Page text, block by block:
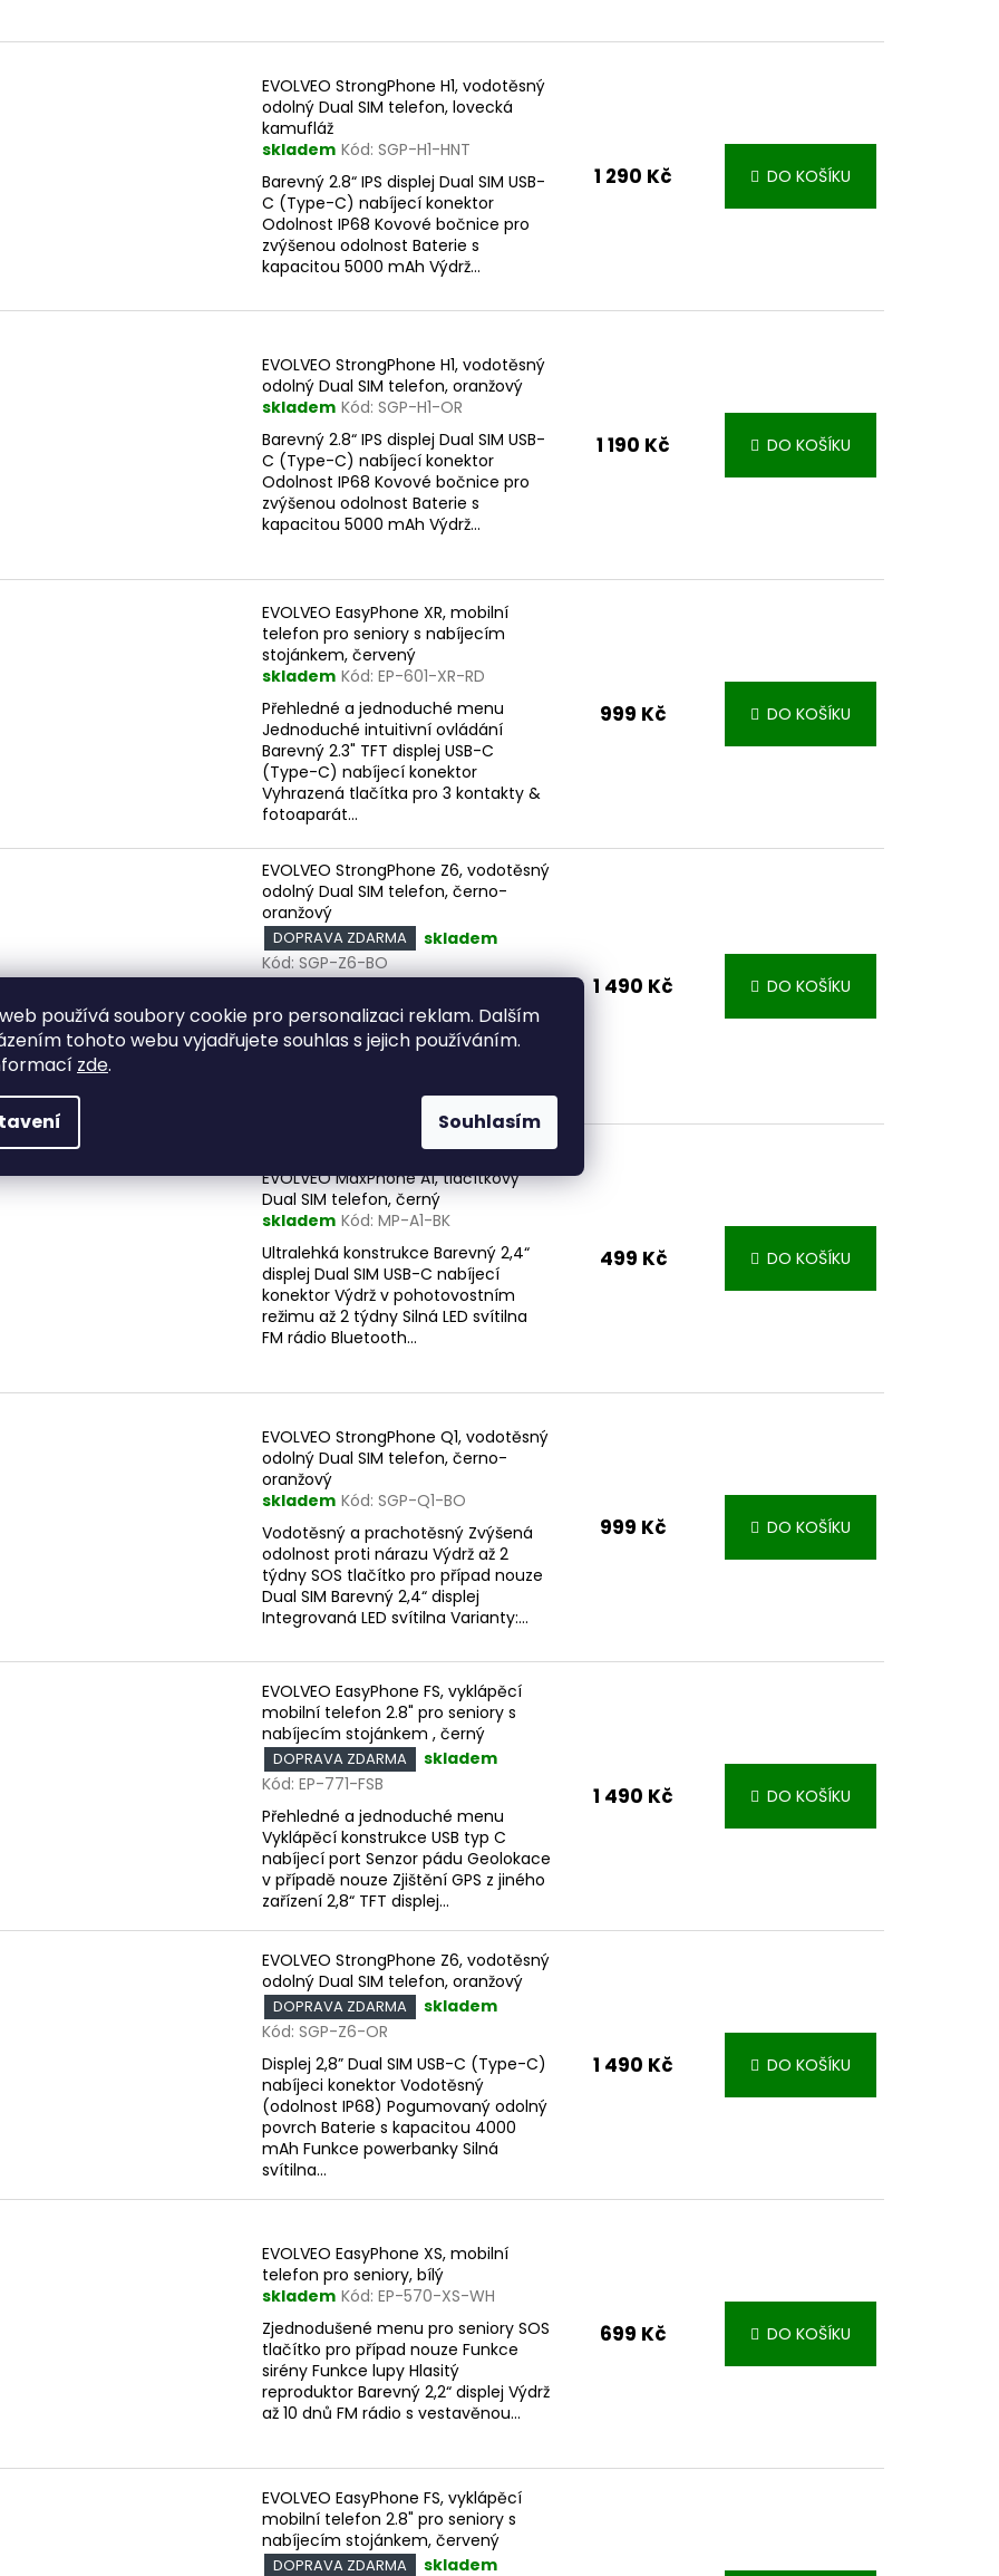
používá soubory cookie pro personalizaci reklam. Dalším
tohoto webu vyjadřujete souhlas s jejich používáním.
zde.
Souhlasím
EVOLVEO StrongPhone H1, vodotěsný
odolný Dual SIM telefon, lovecká
kamufláž
skladem Kód: SGP-H1-HNT
Barevný 2.8“ IPS displej Dual SIM USB-
C (Type-C) nabíjecí konektor
Odolnost IP68 Kovové bočnice pro
zvýšenou odolnost Baterie s
kapacitou 5000 mAh Výdrž...
1 290 Kč DO KOŠÍKU
EVOLVEO StrongPhone H1, vodotěsný
odolný Dual SIM telefon, oranžový
skladem Kód: SGP-H1-OR
Barevný 2.8“ IPS displej Dual SIM USB-
C (Type-C) nabíjecí konektor
Odolnost IP68 Kovové bočnice pro
zvýšenou odolnost Baterie s
kapacitou 5000 mAh Výdrž...
1 190 Kč DO KOŠÍKU
EVOLVEO EasyPhone XR, mobilní
telefon pro seniory s nabíjecím
stojánkem, červený
skladem Kód: EP-601-XR-RD
Přehledné a jednoduché menu
Jednoduché intuitivní ovládání
Barevný 2.3" TFT displej USB-C
(Type-C) nabíjecí konektor
Vyhrazená tlačítka pro 3 kontakty &
fotoaparát...
999 Kč DO KOŠÍKU
EVOLVEO StrongPhone Z6, vodotěsný
odolný Dual SIM telefon, černo-
oranžový
DOPRAVA ZDARMA
skladem
Kód:SGP-Z6-BO
nabíjeci konektor Vodotěsný
(odolnost IP68) Pogumovaný odolný
1 490 Kč DO KOŠÍKU
EVOLVEO MaxPhone A1, tlačítkový
Dual SIM telefon, černý
skladem Kód: MP-A1-BK
Ultralehká konstrukce Barevný 2,4“
displej Dual SIM USB-C nabíjecí
konektor Výdrž v pohotovostním
režimu až 2 týdny Silná LED svítilna
FM rádio Bluetooth...
499 Kč DO KOŠÍKU
EVOLVEO StrongPhone Q1, vodotěsný
odolný Dual SIM telefon, černo-
oranžový
skladem Kód: SGP-Q1-BO
Vodotěsný a prachotěsný Zvýšená
odolnost proti nárazu Výdrž až 2
týdny SOS tlačítko pro případ nouze
Dual SIM Barevný 2,4“ displej
Integrovaná LED svítilna Varianty:...
999 Kč DO KOŠÍKU
EVOLVEO EasyPhone FS, vyklápěcí
mobilní telefon 2.8" pro seniory s
nabíjecím stojánkem , černý
DOPRAVA ZDARMA
skladem
Kód: EP-771-FSB
Přehledné a jednoduché menu
Vyklápěcí konstrukce USB typ C
nabíjecí port Senzor pádu Geolokace
v případě nouze Zjištění GPS z jiného
zařízení 2,8“ TFT displej...
1 490 Kč DO KOŠÍKU
EVOLVEO StrongPhone Z6, vodotěsný
odolný Dual SIM telefon, oranžový
DOPRAVA ZDARMA
skladem
Kód: SGP-Z6-OR
Displej 2,8” Dual SIM USB-C (Type-C)
nabíjeci konektor Vodotěsný
(odolnost IP68) Pogumovaný odolný
povrch Baterie s kapacitou 4000
mAh Funkce powerbanky Silná
svítilna...
1 490 Kč DO KOŠÍKU
EVOLVEO EasyPhone XS, mobilní
telefon pro seniory, bílý
skladem Kód: EP-570-XS-WH
Zjednodušené menu pro seniory SOS
tlačítko pro případ nouze Funkce
sirény Funkce lupy Hlasitý
reproduktor Barevný 2,2“ displej Výdrž
až 10 dnů FM rádio s vestavěnou...
699 Kč DO KOŠÍKU
EVOLVEO EasyPhone FS, vyklápěcí
mobilní telefon 2.8" pro seniory s
nabíjecím stojánkem, červený
DOPRAVA ZDARMA skladem